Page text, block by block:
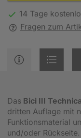
14 Tage
Fragen zum
Das Bici III
dritten Auflage mit
Funktionsmaterial
und/oder Rückseite.